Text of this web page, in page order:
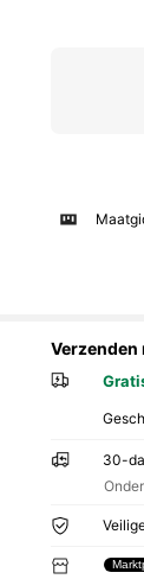
Verzenden
30-